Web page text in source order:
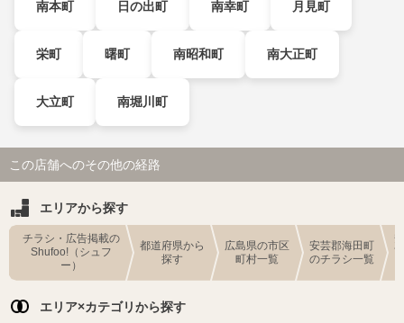
南本町 日の出町 南幸町 月見町
栄町 曙町 南昭和町 南大正町
大立町 南堀川町
この店舗へのその他の経路
エリアから探す
チラシ・広告掲載の
Shufoo!（シュフ
ー）
都道府県から
探す
広島県の市区
町村一覧
安芸郡海田町
のチラシ一覧
エリア×カテゴリから探す